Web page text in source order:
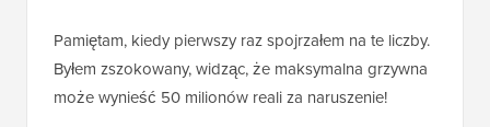
Pamiętam, kiedy pierwszy raz spojrzałem na te liczby.
Byłem zszokowany, widząc, że maksymalna grzywna
może wynieść 50 milionów reali za naruszenie!